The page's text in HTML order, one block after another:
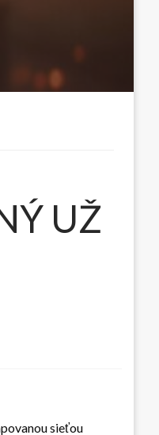
UŽ
sieťou